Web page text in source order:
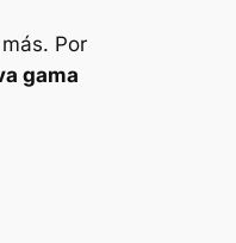
Por
gama